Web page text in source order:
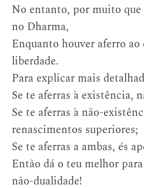
No entanto, por muito
no Dharma,
Enquanto houver aferro ao
liberdade.
Para explicar mais
Se te aferras à existência,
Se te aferras à não-
renascimentos superiores;
Se te aferras a ambas, és
Então dá o teu melhor
não-dualidade!